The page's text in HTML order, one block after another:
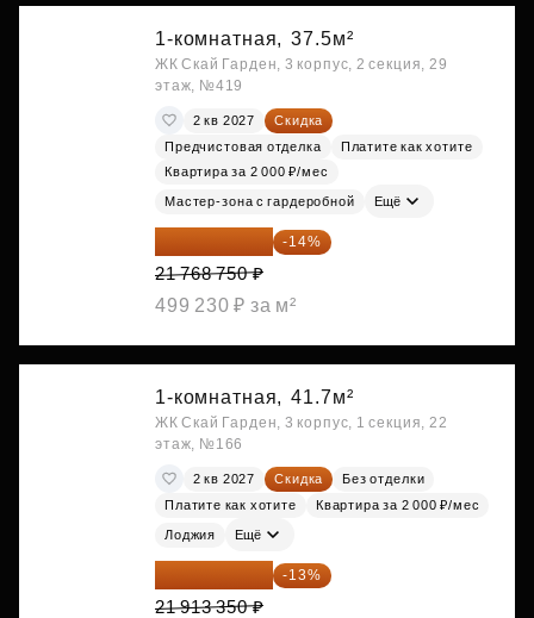
1-комнатная, 37.5м²
ЖК Скай Гарден, 3 корпус, 2 секция, 29
этаж, №419
2 кв 2027
Скидка
Предчистовая отделка
Платите как хотите
Квартира за 2 000 ₽/мес
Мастер-зона с гардеробной Ещё
18 721 125 ₽ -14%
21 768 750 ₽
499 230 ₽ за м²
1-комнатная, 41.7м²
ЖК Скай Гарден, 3 корпус, 1 секция, 22
этаж, №166
2 кв 2027 Скидка
Без отделки
Платите как хотите
Квартира за 2 000 ₽/мес
Лоджия Ещё
19 064 615 ₽ -13%
21 913 350 ₽